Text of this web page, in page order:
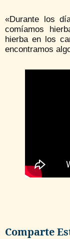
«Durante los
comíamos
hierba en los
encontramos
EFE
Comparte